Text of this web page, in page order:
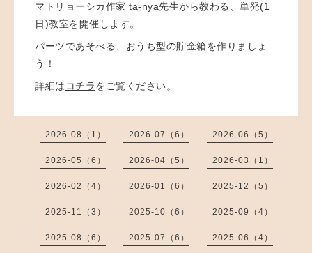
マトリョーシカ作家 ta-nya先生から教わる、単発(1
日)教室を開催します。
パーツであそべる、おうち型の貯金箱を作りましょ
う！
詳細は コチラをご覧ください。
2026-08（1） 2026-07（6） 2026-06（5）
2026-05（6） 2026-04（5） 2026-03（1）
2026-02（4） 2026-01（6） 2025-12（5）
2025-11（3） 2025-10（6） 2025-09（4）
2025-08（6） 2025-07（6） 2025-06（4）